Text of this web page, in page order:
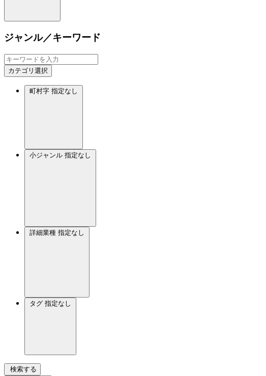
ジャンル／キーワード
カテゴリ選択
町村字 指定なし
小ジャンル 指定なし
詳細業種 指定なし
タグ 指定なし
検索する